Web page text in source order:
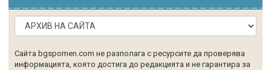
Сайта bgspomen.com не разполага с ресурсите да проверява
информацията, която достига до редакцията и не гарантира за